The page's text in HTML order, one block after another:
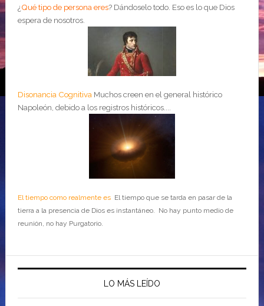
¿Qué tipo de persona eres? Dándoselo todo. Eso es lo que Dios
espera de nosotros.
Disonancia Cognitiva Muchos creen en el general histórico
Napoleón, debido a los registros históricos....
El tiempo como realmente esEl tiempo que se tarda en pasar de la
tierra a la presencia de Dios es instantáneo. No hay punto medio de
reunión, no hay Purgatorio.
LO MÁS LEÍDO